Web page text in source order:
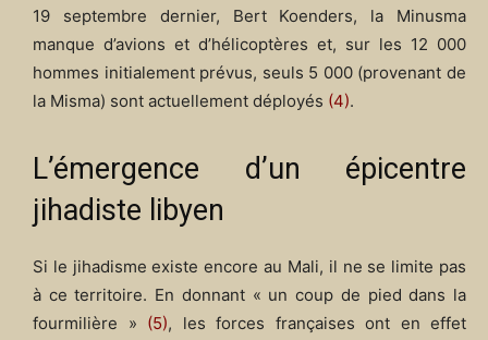
19 septembre dernier, Bert Koenders, la Minusma
manque d’avions et d’hélicoptères et, sur les 12 000
hommes initialement prévus, seuls 5 000 (provenant de
la Misma) sont actuellement déployés (4).
L’émergence d’un épicentre
jihadiste libyen
Si le jihadisme existe encore au Mali, il ne se limite pas
à ce territoire. En donnant « un coup de pied dans la
fourmilière » (5), les forces françaises ont en effet